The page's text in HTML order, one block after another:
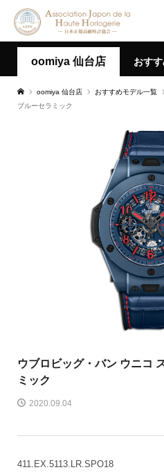
oomiya 仙台店 おす
oomiya 仙台店 おすすめモデル一覧
ブルーセラミック
ウブロ ビッグ・バン ウニコ
ミック
2020.09.04
411.EX.5113.LR.SPO18